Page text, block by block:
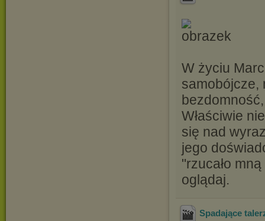
W życiu
samobójcze,
Właściwie
się nad
jego
"rzucało
oglądaj.
Spadające